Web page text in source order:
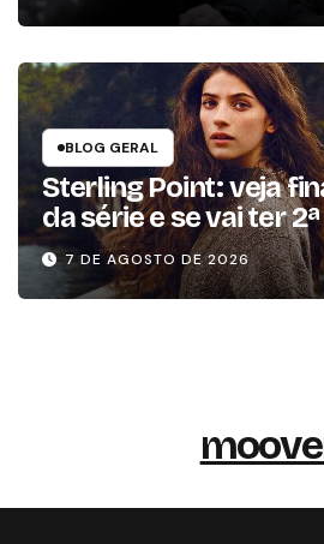
BLOG GERAL
Sterling Point: veja
da série e se vai ter
7 DE AGOSTO DE 2026